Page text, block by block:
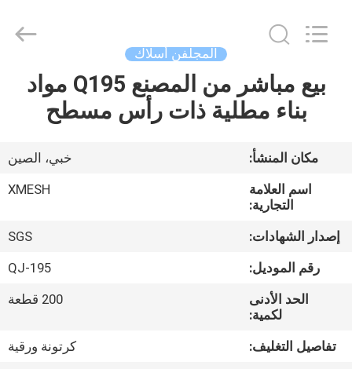
الصفحة
الرئيسية
منتجات
معلومات
عنا
جولة
المعمل
Reserved.
المجلفن أسلاك
بيع مباشر من المصنع Q195 مواد
بناء مطلية ذات رأس مسطح
مكان المنشأ:
خبي، الصين
اسم العلامة
التجارية:
XMESH
إصدار الشهادات:
SGS
رقم الموديل:
QJ-195
الحد الأدنى
لكمية:
200 قطعة
تفاصيل التغليف:
كرتونة ورقية